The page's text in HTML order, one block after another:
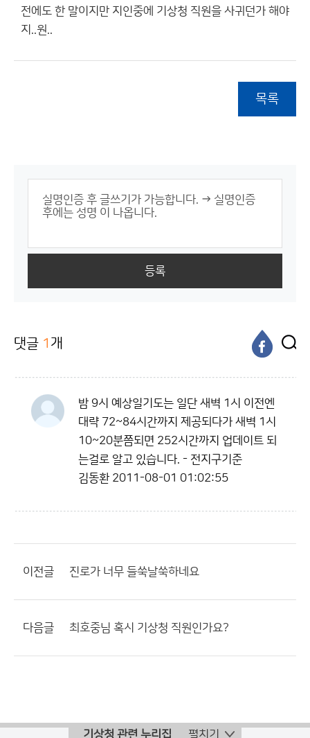
전에도 한 말이지만 지인중에 기상청 직원을 사귀던가 해야
지..원..
목록
등록
댓글 1 개
밤 9시 예상일기도는 일단 새벽 1시 이전엔
대략 72~84시간까지 제공되다가 새벽 1시
10~20분쯤되면 252시간까지 업데이트 되
는걸로 알고 있습니다. - 전지구기준
김동환 2011-08-01 01:02:55
이전글 진로가 너무 들쑥날쑥하네요
다음글 최호중님 혹시 기상청 직원인가요?
기상청 관련 누리집 펼치기